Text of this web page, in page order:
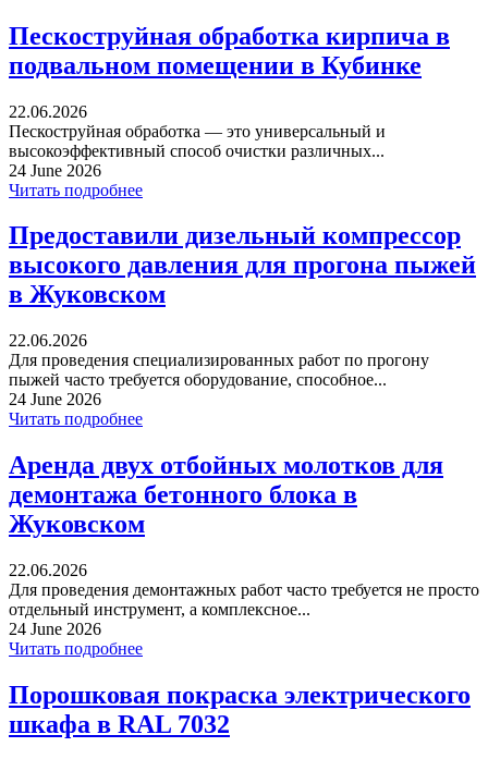
Пескоструйная обработка кирпича в
подвальном помещении в Кубинке
22.06.2026
Пескоструйная обработка — это универсальный и
высокоэффективный способ очистки различных...
24 June 2026
Читать подробнее
Предоставили дизельный компрессор
высокого давления для прогона пыжей
в Жуковском
22.06.2026
Для проведения специализированных работ по прогону
пыжей часто требуется оборудование, способное...
24 June 2026
Читать подробнее
Аренда двух отбойных молотков для
демонтажа бетонного блока в
Жуковском
22.06.2026
Для проведения демонтажных работ часто требуется не просто
отдельный инструмент, а комплексное...
24 June 2026
Читать подробнее
Порошковая покраска электрического
шкафа в RAL 7032